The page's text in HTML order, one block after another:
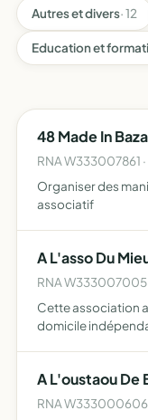
Autres et divers· 12
Education et
48 Made In
RNA W333007861
Organiser des
associatif
A L'asso Du
RNA W333007005
Cette association
domicile
A L'oustaou De
RNA W333000606